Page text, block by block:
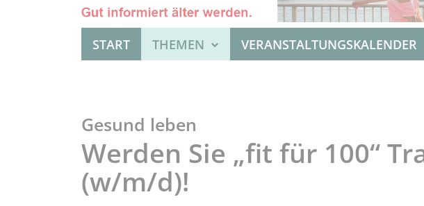
START THEMEN VERANSTALTUNGSKALENDER
Gesund leben
Werden Sie „fit für 100“
(w/m/d)!